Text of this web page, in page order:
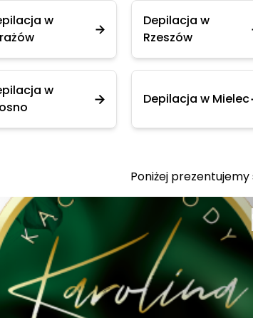
w
Depilacja w
Rzeszów
w
Depilacja w Mielec
Poniżej